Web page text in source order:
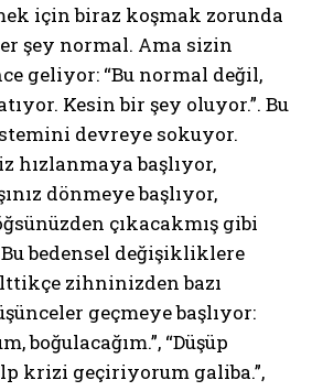
için biraz koşmak zorunda
şey normal. Ama sizin
geliyor: “Bu normal değil,
Kesin bir şey oluyor.”. Bu
devreye sokuyor.
hızlanmaya başlıyor,
dönmeye başlıyor,
çıkacakmış gibi
bedensel değişikliklere
zihninizden bazı
geçmeye başlıyor:
boğulacağım.”, “Düşüp
krizi geçiriyorum galiba.”,